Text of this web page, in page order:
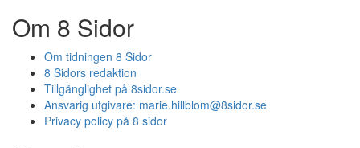
Om 8 Sidor
Om tidningen 8 Sidor
8 Sidors redaktion
Tillgänglighet på 8sidor.se
Ansvarig utgivare: marie.hillblom@8sidor.se
Privacy policy på 8 sidor